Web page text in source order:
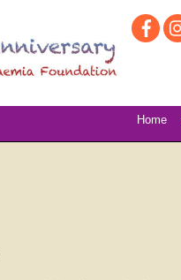
Home